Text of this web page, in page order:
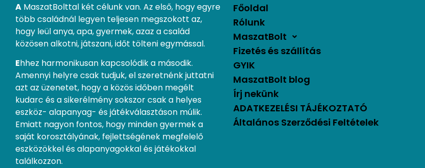
A MaszatBolttal két célunk van. Az első, hogy egyre
több családnál legyen teljesen megszokott az,
hogy leül anya, apa, gyermek, azaz a család
közösen alkotni, játszani, időt tölteni egymással.
Ehhez harmonikusan kapcsolódik a második.
Amennyi helyre csak tudjuk, el szeretnénk juttatni
azt az üzenetet, hogy a közös időben megélt
kudarc és a sikerélmény sokszor csak a helyes
eszköz- alapanyag- és játékválasztáson múlik.
Emiatt nagyon fontos, hogy minden gyermek a
saját korosztályának, fejlettségének megfelelő
eszközökkel és alapanyagokkal és játékokkal
találkozzon.
Főoldal
Rólunk
MaszatBolt
Fizetés és szállítás
GYIK
MaszatBolt blog
Írj nekünk
ADATKEZELÉSI TÁJÉKOZTATÓ
Általános Szerződési Feltételek